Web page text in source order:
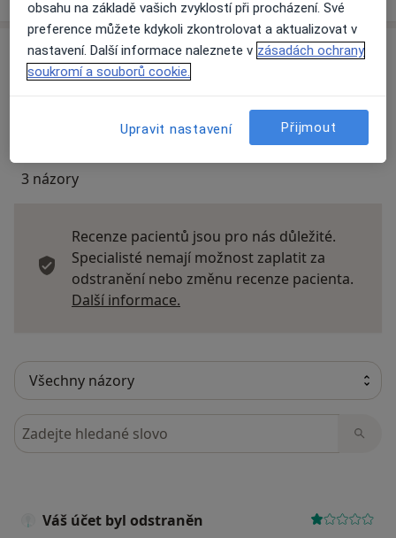
Názory
3 názory
Recenze pacientů jsou pro nás důležité.
Specialisté nemají možnost zaplatit za
odstranění nebo změnu recenze pacienta.
Další informace.
Hledejte v názorech
Váš účet byl odstraněn
obsahu na základě vašich zvyklostí při procházení. Své
preference můžete kdykoli zkontrolovat a aktualizovat v
nastavení. Další informace naleznete v zásadách ochrany
soukromí a souborů cookie.
Upravit nastavení Přijmout